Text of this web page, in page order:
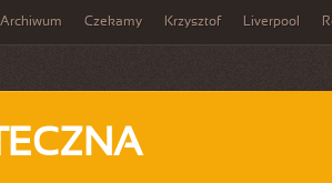
Archiwum Czekamy Krzysztof Liverpool